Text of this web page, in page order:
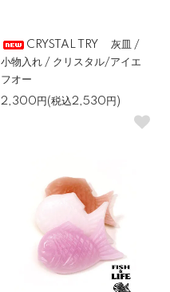
CRYSTAL TRY 灰皿 /
小物入れ / クリスタル/アイエ
フオー
2,300円(税込2,530円)